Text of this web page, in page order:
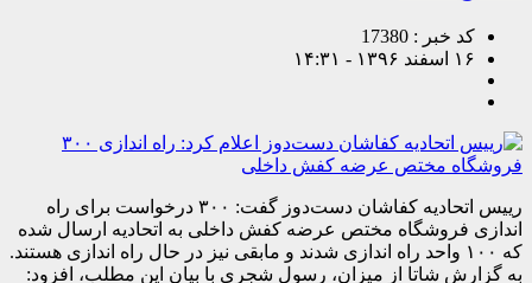
کد خبر : 17380
۱۶ اسفند ۱۳۹۶ - ۱۴:۳۱
رییس اتحادیه کفاشان دست‌دوز گفت: ۳۰۰ درخواست برای راه
اندازی فروشگاه مختص عرضه کفش داخلی به اتحادیه ارسال شده
که ۱۰۰ واحد راه اندازی شدند و مابقی نیز در حال راه اندازی هستند.
به گزارش شاتا از میزان، رسول شجری با بیان این مطلب، افزود: